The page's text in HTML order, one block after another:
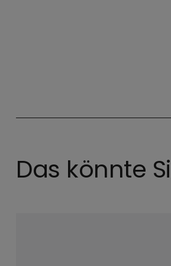
Das könnte